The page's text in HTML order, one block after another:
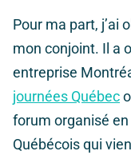
Pour ma part, j’ai
mon conjoint. Il a
entreprise
journées Québec
forum organisé
Québécois qui